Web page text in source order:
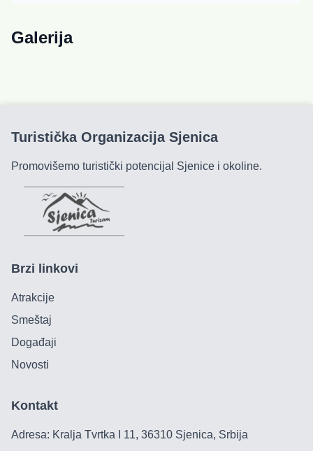
Galerija
Turistička Organizacija Sjenica
Promovišemo turistički potencijal Sjenice i okoline.
Brzi linkovi
Atrakcije
Smeštaj
Događaji
Novosti
Kontakt
Adresa: Kralja Tvrtka I 11, 36310 Sjenica, Srbija